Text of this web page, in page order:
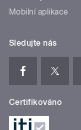
Mobilní aplikace
Sledujte nás
Certifikováno